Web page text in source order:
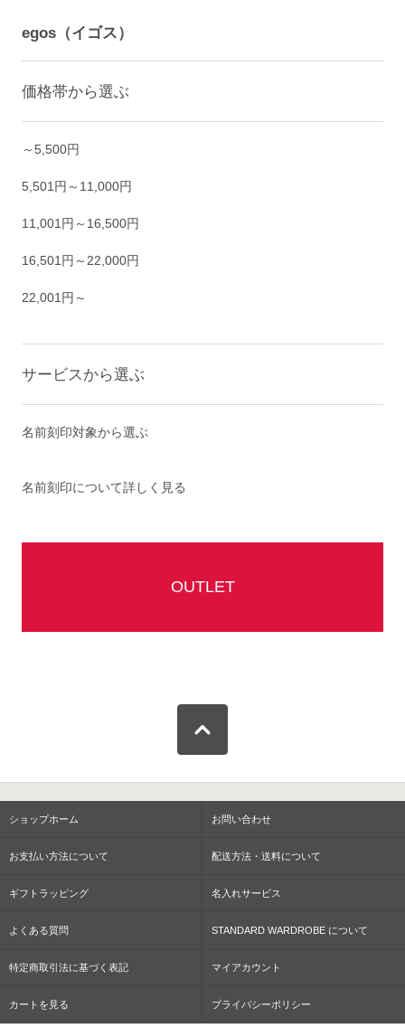
egos（イゴス）
価格帯から選ぶ
～5,500円
5,501円～11,000円
11,001円～16,500円
16,501円～22,000円
22,001円～
サービスから選ぶ
名前刻印対象から選ぶ
名前刻印について詳しく見る
OUTLET
ショップホーム お問い合わせ
お支払い方法について 配送方法・送料について
ギフトラッピング 名入れサービス
よくある質問 STANDARD WARDROBE について
特定商取引法に基づく表記 マイアカウント
カートを見る プライバシーポリシー